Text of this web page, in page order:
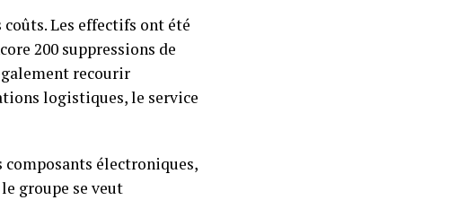
Les effectifs ont été
200 suppressions de
recourir
logistiques, le service
électroniques,
groupe se veut